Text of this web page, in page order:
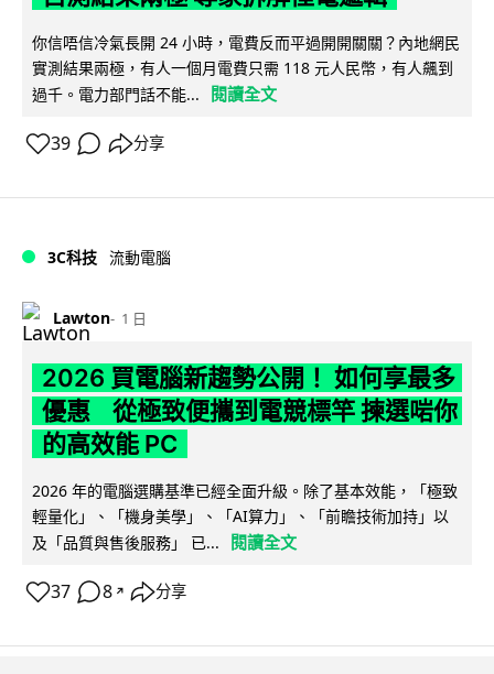
你信唔信冷氣長開 24 小時，電費反而平過開開關關？內地網民
實測結果兩極，有人一個月電費只需 118 元人民幣，有人飆到
過千。電力部門話不能...
閱讀全文
39 分享
3C科技 流動電腦
Lawton 1 日
2026 買電腦新趨勢公開！ 如何享最多
優惠 從極致便攜到電競標竿 揀選啱你
的高效能 PC
2026 年的電腦選購基準已經全面升級。除了基本效能，「極致
輕量化」、「機身美學」、「AI算力」、「前瞻技術加持」以
及「品質與售後服務」 已...
閱讀全文
37 8 ↗ 分享